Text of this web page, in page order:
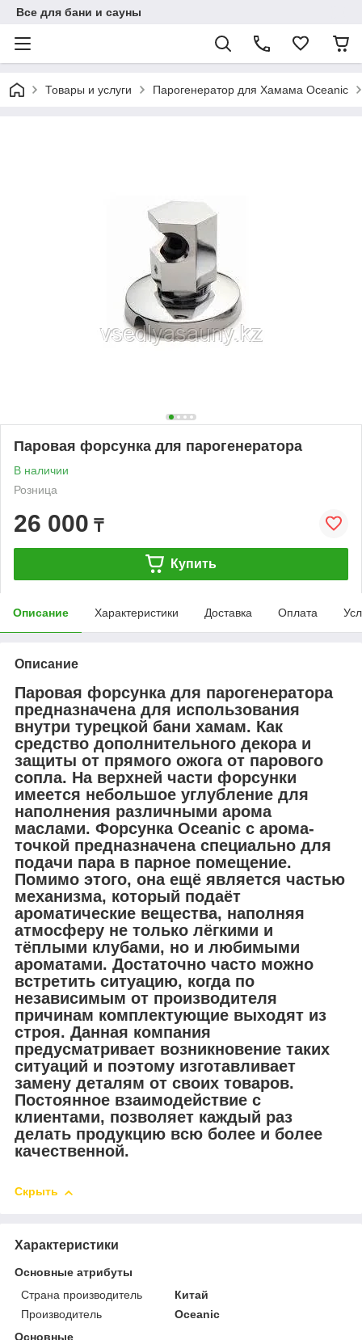
Все для бани и сауны
Товары и услуги Парогенератор для Хамама Oceanic
Паровая форсунка для парогенератора
В наличии
Розница
26 000 ₸
Купить
Описание Характеристики Доставка Оплата
Описание
Паровая форсунка для парогенератора
предназначена для использования
внутри турецкой бани хамам. Как
средство дополнительного декора и
защиты от прямого ожога от парового
сопла. На верхней части форсунки
имеется небольшое углубление для
наполнения различными арома
маслами. Форсунка Oceanic с арома-
точкой предназначена специально для
подачи пара в парное помещение.
Помимо этого, она ещё является частью
механизма, который подаёт
ароматические вещества, наполняя
атмосферу не только лёгкими и
тёплыми клубами, но и любимыми
ароматами. Достаточно часто можно
встретить ситуацию, когда по
независимым от производителя
причинам комплектующие выходят из
строя. Данная компания
предусматривает возникновение таких
ситуаций и поэтому изготавливает
замену деталям от своих товаров.
Постоянное взаимодействие с
клиентами, позволяет каждый раз
делать продукцию всю более и более
качественной.
Скрыть
Характеристики
Основные атрибуты
Страна производитель
Китай
Производитель
Oceanic
Основные